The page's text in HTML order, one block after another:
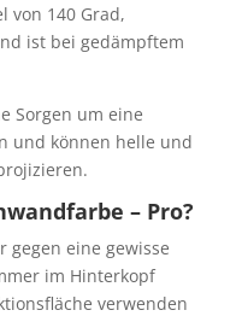
von 140 Grad,
ist bei gedämpftem
Sorgen um eine
und können helle und
– Pro?
gegen eine gewisse
im Hinterkopf
verwenden